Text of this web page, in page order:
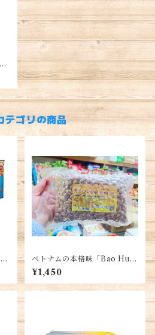
テゴリの商品
ベトナムの本格味「Bao Huo
ng ブランド」五香粉で炒った
ピーナッツ 500G/1袋・Lạc
Rang Húng Lìu Hiệu 「Bảo
¥1,450